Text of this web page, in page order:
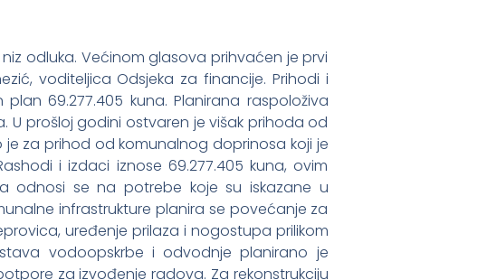
odluka. Većinom glasova prihvaćen je prvi
voditeljica Odsjeka za financije. Prihodi i
69.277.405 kuna. Planirana raspoloživa
U prošloj godini ostvaren je višak prihoda od
je za prihod od komunalnog doprinosa koji je
i izdaci iznose 69.277.405 kuna, ovim
odnosi se na potrebe koje su iskazane u
infrastrukture planira se povećanje za
uređenje prilaza i nogostupa prilikom
vodoopskrbe i odvodnje planirano je
za izvođenje radova. Za rekonstrukciju